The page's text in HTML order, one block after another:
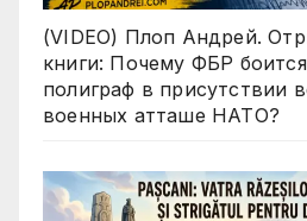
(VIDEO) Плоп Андрей.
книги: Почему ФБР
полиграф в присутствии
военных атташе НАТО?